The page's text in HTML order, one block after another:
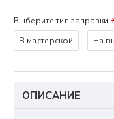
Выберите тип заправки
В мастерской
На
ОПИСАНИЕ